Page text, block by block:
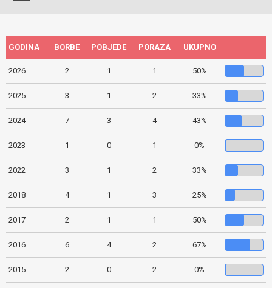
GODINA BORBE POBJEDE PORAZA UKUPNO
2026 2 1 1 50%
2025 3 1 2 33%
2024 7 3 4 43%
2023 1 0 1 0%
2022 3 1 2 33%
2018 4 1 3 25%
2017 2 1 1 50%
2016 6 4 2 67%
2015 2 0 2 0%